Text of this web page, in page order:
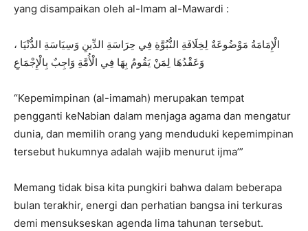
yang disampaikan oleh al-Imam al-Mawardi :
الْإِمَامَةُ مَوْضُوعَةٌ لِخِلَافَةِ النُّبُوَّةِ فِي حِرَاسَةِ الدِّينِ وَسِيَاسَةِ الدُّنْيَا ،
وَعَقْدُهَا لِمَنْ يَقُومُ بِهَا فِي الْأُمَّةِ وَاجِبٌ بِالْإِجْمَاعِ
“Kepemimpinan (al-imamah) merupakan tempat
pengganti keNabian dalam menjaga agama dan mengatur
dunia, dan memilih orang yang menduduki kepemimpinan
tersebut hukumnya adalah wajib menurut ijma’”
Memang tidak bisa kita pungkiri bahwa dalam beberapa
bulan terakhir, energi dan perhatian bangsa ini terkuras
demi mensukseskan agenda lima tahunan tersebut.